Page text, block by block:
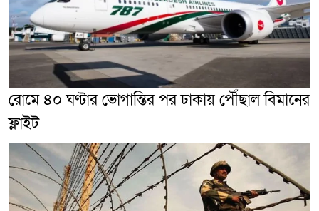
রোমে ৪০ ঘণ্টার ভোগান্তির পর ঢাকায় পৌঁছাল বিমানের
ফ্লাইট